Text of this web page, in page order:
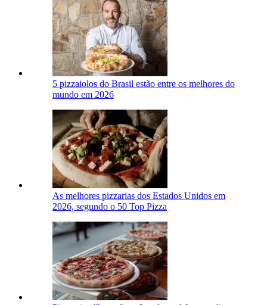
5 pizzaiolos do Brasil estão entre os melhores do
mundo em 2026
As melhores pizzarias dos Estados Unidos em
2026, segundo o 50 Top Pizza